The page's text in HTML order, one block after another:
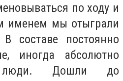
по ходу и
именем мы отыграли
составе постоянно
иногда абсолютно
люди. Дошли до